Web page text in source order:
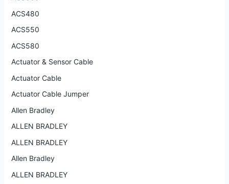
ACS480
ACS550
ACS580
Actuator & Sensor Cable
Actuator Cable
Actuator Cable Jumper
Allen Bradley
ALLEN BRADLEY
ALLEN BRADLEY
Allen Bradley
ALLEN BRADLEY